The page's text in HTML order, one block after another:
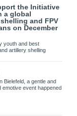
the Initiative
a global
and FPV
on December
youth and best
artillery shelling
Bielefeld, a gentle and
emotive event happened